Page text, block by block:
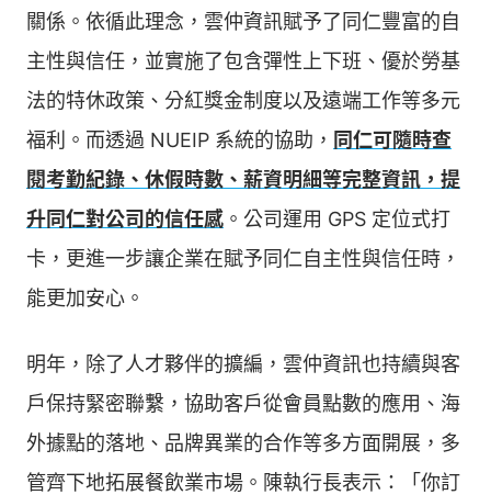
關係。依循此理念，雲仲資訊賦予了同仁豐富的自
主性與信任，並實施了包含彈性上下班、優於勞基
法的特休政策、分紅獎金制度以及遠端工作等多元
福利。而透過 NUEIP 系統的協助， 同仁可隨時查
閱考勤紀錄、休假時數、薪資明細等完整資訊，提
升同仁對公司的信任感 。公司運用 GPS 定位式打
卡，更進一步讓企業在賦予同仁自主性與信任時，
能更加安心。
明年，除了人才夥伴的擴編，雲仲資訊也持續與客
戶保持緊密聯繫，協助客戶從會員點數的應用、海
外據點的落地、品牌異業的合作等多方面開展，多
管齊下地拓展餐飲業市場。陳執行長表示：「你訂